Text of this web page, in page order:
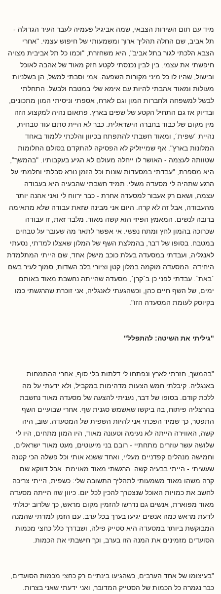
מיד עם תום השירות הצבאי, שמה אביגיל פעמיה לעבר העיר הגדולה -
תל אביב, שם החלה תהליך ארוך ומשמעותי של חיפוש עצמי. "אחרי
הצבא הלכתי לגור בתל אביב", היא משחזרת, "וכמו כל תל אביבית מצויה
חיפשתי את עצמי. בין לבין נכנסתי לקטע חזק מאוד של אהבה לאוכל
ובישול, שהיו לו כל מיני מקורות השפעה. אמי וסבתי למשל, הן בשלניות
מעולות ומאוד אהבתי להיות עם אימא שלי במטבח ולבשל. התחלתי
לבשל למשפחה ולחברות המון וגם לארח, אספתי וניסיתי המון מתכונים,
ובדיוק אז גם התחיל הקטע של שפים בארץ. פתאום נהיה למקצוע הזה
מין מקום של כבוד בחברה הישראלית. כבר לא היית סתם עוד טבחית,
נהיית ´שפית´, ומאוד חשבתי להתפתח בכיוון והלכתי ללמוד באחד
המלונות בארץ". אף שמייזליק לא הפסיקה להתקדם בסולם החלומות
שטוותה לעצמה - האושר לו ייחלה מעולם לא הגיע בעקבותיו. "בהמשך",
היא מספרת, "עבדתי במסעדות שונות וכל הזמן נורא סבלתי וחלמתי על
הרגע שתהיה לי מסעדה משלי. תמיד חשבתי שהבעיה היא בעבודה
עצמה, ושאם רק אעבור למסעדה אחרת - כבר ירווח לי ואני אהנה יותר
מהעבודה, אבל זה לא קרה. היום אני מבינה שזאת עבודה שלא מתאימה
ברובה לנשים. המאמץ הפיזי הוא קשה מאוד. מלבד זאת, זו עבודה
שכרוכה בהמון לחץ ומתח נפשי. אי אפשר לתאר מה שעובר על טבחים
במטבח. בסופו של דבר, בהמלצת השף של המלון שאצלו למדתי, נסעתי
לאנגליה, ועבדתי במסעדה בעלת כוכב מישלן אחד, שם הייתי המתלמדת
היחידה. המסעדה מוקמה במלון קטן וציורי בלב השדות, סמוך לעיר בשם
´באת´. עבדתי לפני כן ב´קרן´, מסעדה שהייתה נחשבת מאוד באותם
ימים, של השף חיים כהן, וכשהגעתי לאנגליה, אני זוכרת שהרגשתי כמו
בקיוסק לעומת המסעדה הזו".
"גיליתי את השיטה: להתפלל"
"בהמשך, חזרתי לארץ ונפתחו לי דלתות בלי סוף, אחרי ההתמחות
באנגליה. קיבלתי חמש הצעות מדהימות במקביל, ולא ידעתי על מה
ללכת קודם. בסופו של דבר, נעניתי להצעה של מסעדה מאוד נחשבת
בהרצליה פיתוח, בה ביקשו שאשמש סגנית שף. אחרי שבועיים השף
התפטר, כך שמיד הפכתי אני להיות השפית של המסעדה. שוב, היה
קשה, האווירה הייתה לא נעימה וטעונה מאוד, היו המון מתחים, היו לי
שלושה עשר עוזרים מתחתיי - רובם בני מיעוטים, מעט מאוד ישראלים,
וחמישה מנהלים קפדניים מעליי, ואחד ששנא אותי וכל פשלה הכי קטנה
שעשיתי - הייתי בבעיה קשה. הרגשתי מאוד מאוימת. אבל דווקא שם
קרה משהו מאוד משמעותי לתהליך התשובה שלי: כשפית, הייתי צריכה
לחשב את כמויות האוכל שנצטרך להכין לכל יום. כיוון שזו הייתה מסעדה
מאוד מפוארת, אנשים גם נדרשו להזמין מקום מראש, כך שלרוב יכולתי
לדעת מראש כמה אנשים יגיעו בערך בכל ערב. עם הזמן למדתי שהמנה
המבוקשת ביותר במסעדה היא סטייק פילה, ושבדרך כלל כחצי מכמות
הסועדים מזמינים את המנה הזו בערב, וכך חישבתי את הכמות.
"בעיצומו של אחד הערבים, כשהגיעו בינתיים רק כחצי מכמות הסועדים,
כבר נגמרה כל הכמות של הסטייק המדובר, ואני ידעתי שאני בצרות.